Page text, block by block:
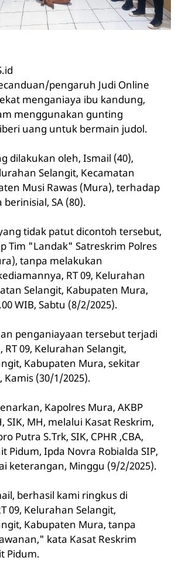
pengaruh Judi Online
menganiaya ibu kandung,
menggunakan gunting
uang untuk bermain judol.
dilakukan oleh, Ismail (40),
Selangit, Kecamatan
Musi Rawas (Mura), terhadap
SA (80).
tidak patut dicontoh tersebut,
Tim "Landak" Satreskrim Polres
tanpa melakukan
RT 09, Kelurahan
Selangit, Kabupaten Mura,
WIB, Sabtu (8/2/2025).
penganiayaan tersebut terjadi
09, Kelurahan Selangit,
Kabupaten Mura, sekitar
Kamis (30/1/2025).
Kapolres Mura, AKBP
SIK, MH, melalui Kasat Reskrim,
Putra S.Trk, SIK, CPHR ,CBA,
Pidum, Ipda Novra Robialda SIP,
keterangan, Minggu (9/2/2025).
berhasil kami ringkus di
09, Kelurahan Selangit,
Kabupaten Mura, tanpa
kata Kasat Reskrim
Pidum.